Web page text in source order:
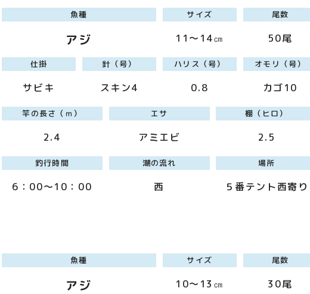
魚種
アジ
サイズ
11～14㎝
尾数
50尾
仕掛
サビキ
針（号）
スキン4
ハリス（号）
0.8
オモリ（号）
カゴ10
竿の長さ（ｍ）
2.4
エサ
アミエビ
棚（ヒロ）
2.5
釣行時間
6：00～10：00
潮の流れ
西
場所
５番テント西寄り
魚種
アジ
サイズ
10～13㎝
尾数
30尾